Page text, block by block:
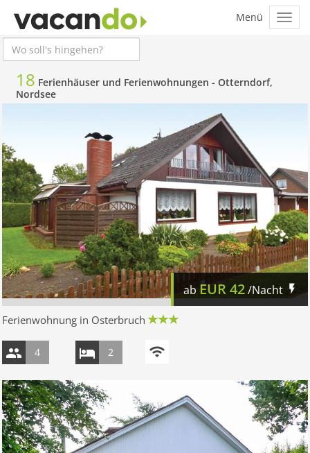
18 Ferienhäuser und Ferienwohnungen - Otterndorf,
Nordsee
ab EUR42/Nacht
Ferienwohnung in Osterbruch
4 2